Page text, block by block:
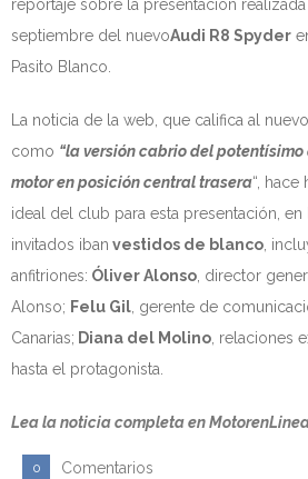
reportaje sobre la presentación
septiembre del nuevoAudi R8 Spyder
Pasito Blanco.
La noticia de la web, que califica al
como “la versión cabrio del
motor en posición central trasera“,
ideal del club para esta presentación,
invitados iban vestidos de blanco,
anfitriones: Óliver Alonso, director
Alonso; Felu Gil, gerente de
Canarias; Diana del Molino, relaciones
hasta el protagonista.
Lea la noticia completa en
0 Comentarios